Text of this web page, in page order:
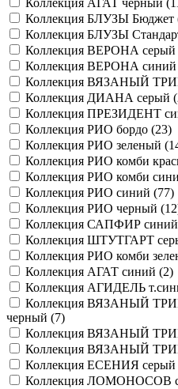
Коллекция АГАТ черный (
Коллекция БЛУЗЫ Бюджет
Коллекция БЛУЗЫ
Коллекция ВЕРОНА серый
Коллекция ВЕРОНА синий
Коллекция ВЯЗАНЫЙ
Коллекция ДИАНА серый (
Коллекция ПРЕЗИДЕНТ
Коллекция РИО бордо (23)
Коллекция РИО зеленый (
Коллекция РИО комби
Коллекция РИО комби
Коллекция РИО синий (77)
Коллекция РИО черный (12
Коллекция САПФИР
Коллекция ШТУТГАРТ
Коллекция РИО комби
Коллекция АГАТ синий (2)
Коллекция АГИДЕЛЬ
Коллекция ВЯЗАНЫЙ
черный (7)
Коллекция ВЯЗАНЫЙ
Коллекция ВЯЗАНЫЙ
Коллекция ЕСЕНИЯ серый
Коллекция ЛОМОНОСОВ